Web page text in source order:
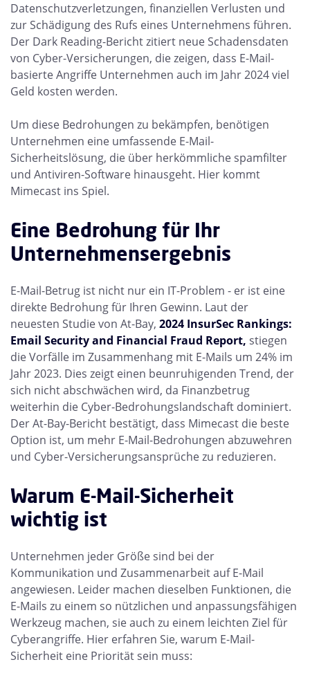
Datenschutzverletzungen, finanziellen Verlusten und
zur Schädigung des Rufs eines Unternehmens führen.
Der Dark Reading-Bericht zitiert neue Schadensdaten
von Cyber-Versicherungen, die zeigen, dass E-Mail-
basierte Angriffe Unternehmen auch im Jahr 2024 viel
Geld kosten werden.
Um diese Bedrohungen zu bekämpfen, benötigen
Unternehmen eine umfassende E-Mail-
Sicherheitslösung, die über herkömmliche spamfilter
und Antiviren-Software hinausgeht. Hier kommt
Mimecast ins Spiel.
Eine Bedrohung für Ihr
Unternehmensergebnis
E-Mail-Betrug ist nicht nur ein IT-Problem - er ist eine
direkte Bedrohung für Ihren Gewinn. Laut der
neuesten Studie von At-Bay, 2024 InsurSec Rankings:
Email Security and Financial Fraud Report, stiegen
die Vorfälle im Zusammenhang mit E-Mails um 24% im
Jahr 2023. Dies zeigt einen beunruhigenden Trend, der
sich nicht abschwächen wird, da Finanzbetrug
weiterhin die Cyber-Bedrohungslandschaft dominiert.
Der At-Bay-Bericht bestätigt, dass Mimecast die beste
Option ist, um mehr E-Mail-Bedrohungen abzuwehren
und Cyber-Versicherungsansprüche zu reduzieren.
Warum E-Mail-Sicherheit
wichtig ist
Unternehmen jeder Größe sind bei der
Kommunikation und Zusammenarbeit auf E-Mail
angewiesen. Leider machen dieselben Funktionen, die
E-Mails zu einem so nützlichen und anpassungsfähigen
Werkzeug machen, sie auch zu einem leichten Ziel für
Cyberangriffe. Hier erfahren Sie, warum E-Mail-
Sicherheit eine Priorität sein muss: